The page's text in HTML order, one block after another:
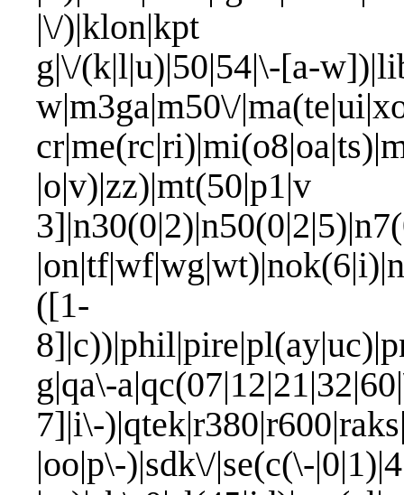
|\/)|klon|kpt
g|\/(k|l|u)|50|54|\-[a-
w|m3ga|m50\/
|o|v)|zz)|mt(50|p1|v
([1-
g|qa\-
7]|i\-
|oo|p\-)|sdk\/|se(c(\-